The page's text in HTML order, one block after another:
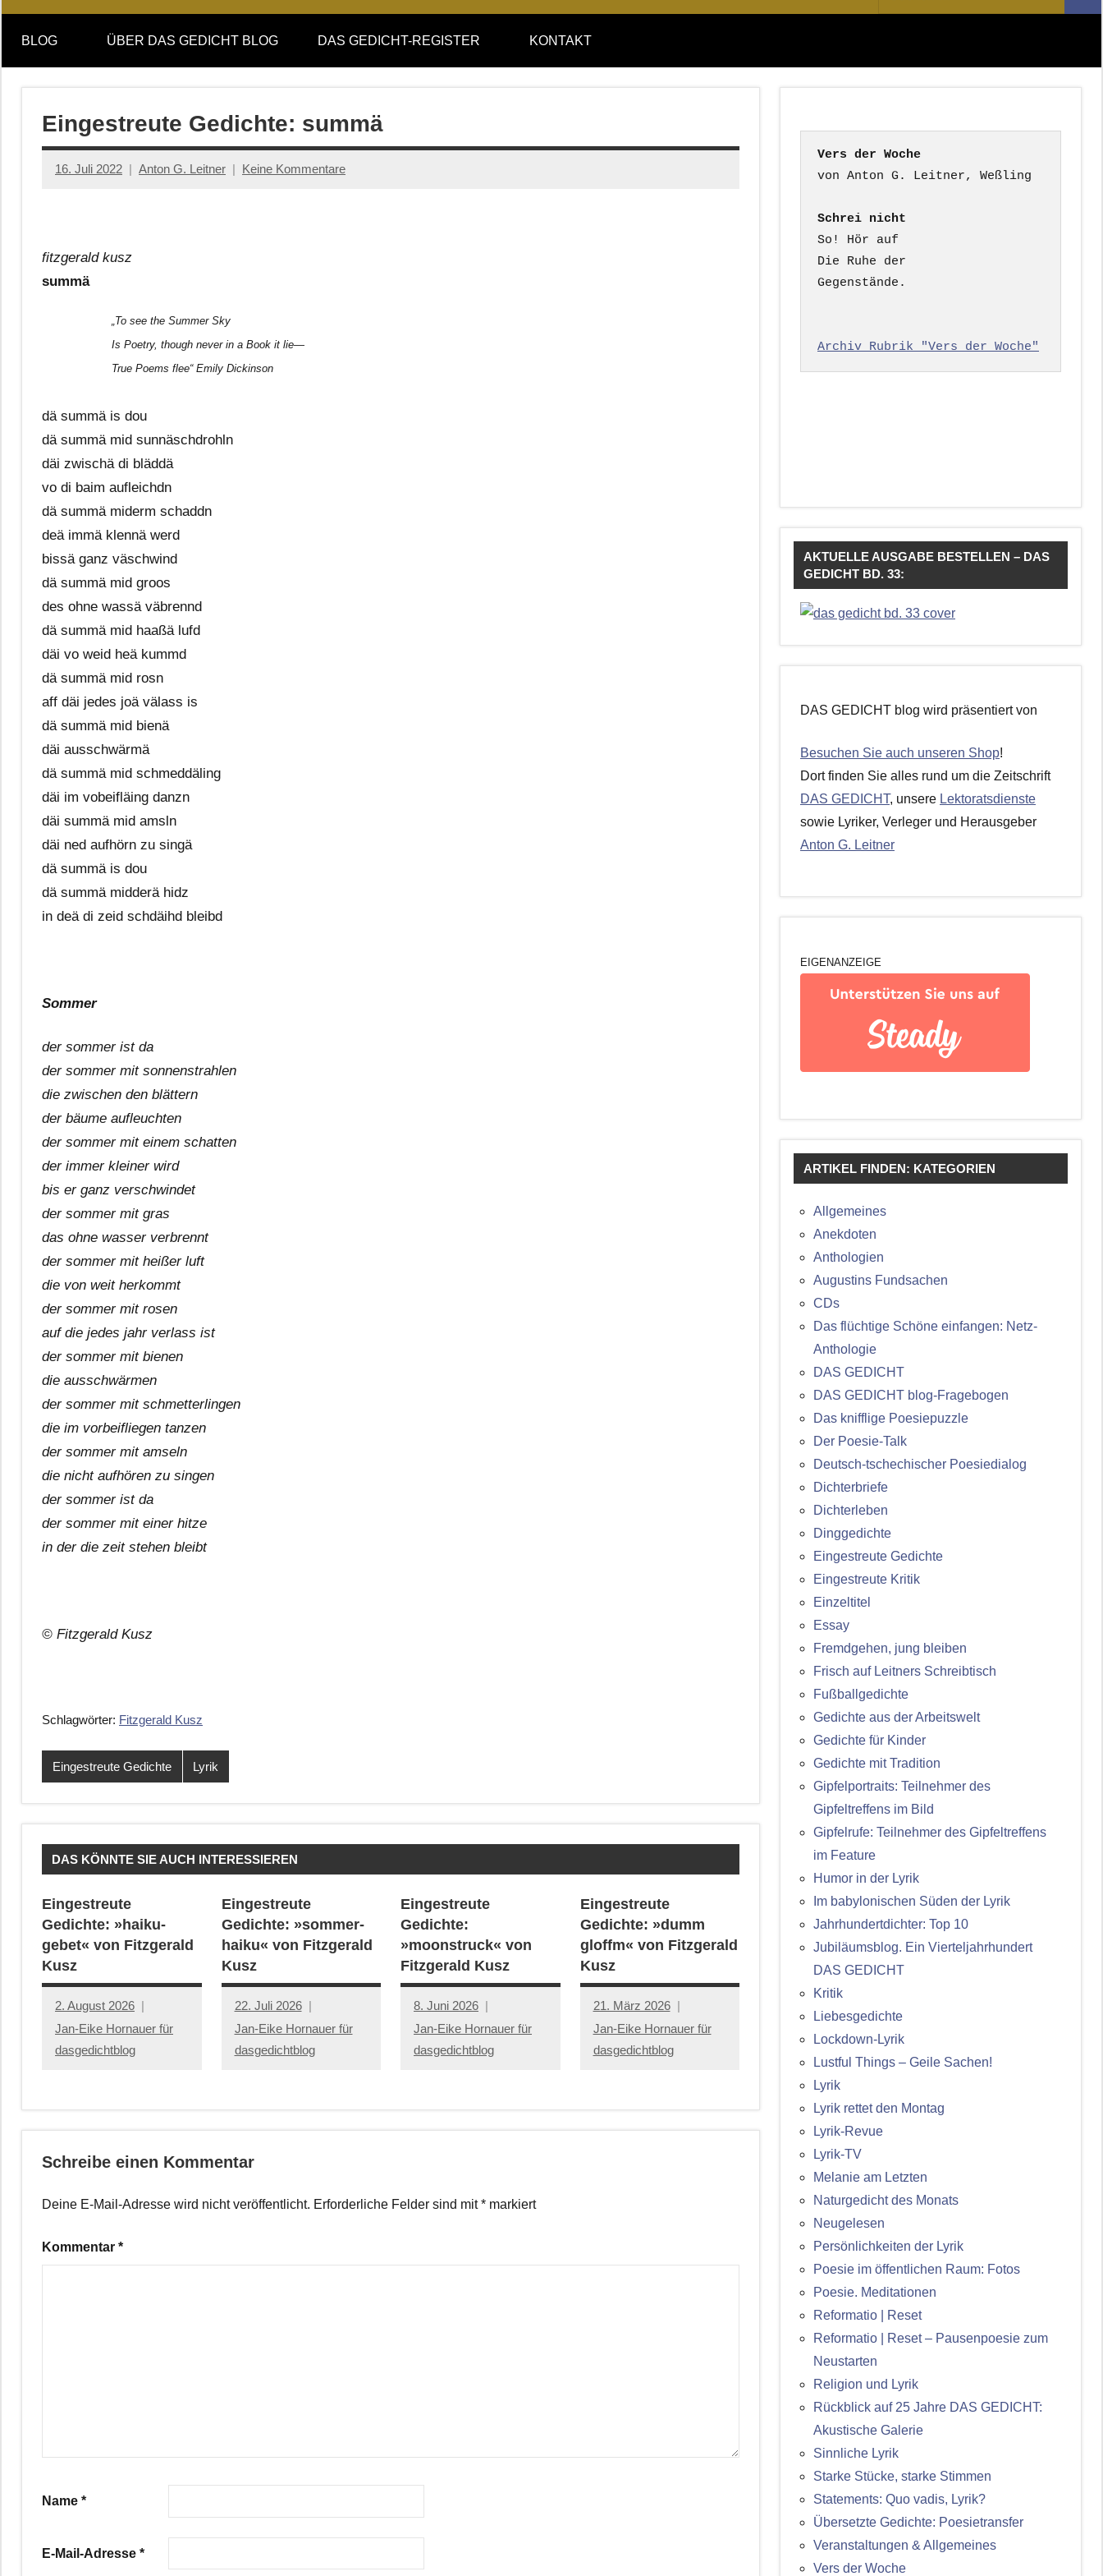
DAS
GEDICHT
blog
DAS
GEDICHT.
Zeitschrift
nach:
BLOG ÜBER DAS GEDICHT BLOG DAS GEDICHT-REGISTER KONTAKT
Eingestreute Gedichte: summä
16. Juli 2022 Anton G. Leitner Keine Kommentare
fitzgerald kusz
summä
„To see the Summer Sky
Is Poetry, though never in a Book it lie—
True Poems flee“ Emily Dickinson
dä summä is dou
dä summä mid sunnäschdrohln
däi zwischä di bläddä
vo di baim aufleichdn
dä summä miderm schaddn
deä immä klennä werd
bissä ganz väschwind
dä summä mid groos
des ohne wassä väbrennd
dä summä mid haaßä lufd
däi vo weid heä kummd
dä summä mid rosn
aff däi jedes joä välass is
dä summä mid bienä
däi ausschwärmä
dä summä mid schmeddäling
däi im vobeifläing danzn
däi summä mid amsln
däi ned aufhörn zu singä
dä summä is dou
dä summä midderä hidz
in deä di zeid schdäihd bleibd
Sommer
der sommer ist da
der sommer mit sonnenstrahlen
die zwischen den blättern
der bäume aufleuchten
der sommer mit einem schatten
der immer kleiner wird
bis er ganz verschwindet
der sommer mit gras
das ohne wasser verbrennt
der sommer mit heißer luft
die von weit herkommt
der sommer mit rosen
auf die jedes jahr verlass ist
der sommer mit bienen
die ausschwärmen
der sommer mit schmetterlingen
die im vorbeifliegen tanzen
der sommer mit amseln
die nicht aufhören zu singen
der sommer ist da
der sommer mit einer hitze
in der die zeit stehen bleibt
© Fitzgerald Kusz
Schlagwörter: Fitzgerald Kusz
Eingestreute Gedichte Lyrik
DAS KÖNNTE SIE AUCH INTERESSIEREN
Eingestreute
Gedichte: »haiku-
gebet« von Fitzgerald
Kusz
2. August 2026
Jan-Eike Hornauer für
dasgedichtblog
Eingestreute
Gedichte: »sommer-
haiku« von Fitzgerald
Kusz
22. Juli 2026
Jan-Eike Hornauer für
dasgedichtblog
Eingestreute
Gedichte:
»moonstruck« von
Fitzgerald Kusz
8. Juni 2026
Jan-Eike Hornauer für
dasgedichtblog
Eingestreute
Gedichte: »dumm
gloffm« von Fitzgerald
Kusz
21. März 2026
Jan-Eike Hornauer für
dasgedichtblog
Schreibe einen Kommentar
Deine E-Mail-Adresse wird nicht veröffentlicht. Erforderliche Felder sind mit* markiert
Kommentar *
Name *
E-Mail-Adresse *
Vers der Woche
Schrei nicht
So! Hör auf
Die Ruhe der
Gegenstände.
Archiv Rubrik "Vers der Woche"
AKTUELLE AUSGABE BESTELLEN – DAS
GEDICHT BD. 33:
DAS GEDICHT blog wird präsentiert von
Besuchen Sie auch unseren Shop!
Dort finden Sie alles rund um die Zeitschrift
DAS GEDICHT, unsere Lektoratsdienste
sowie Lyriker, Verleger und Herausgeber
Anton G. Leitner
EIGENANZEIGE
ARTIKEL FINDEN: KATEGORIEN
Allgemeines
Anekdoten
Anthologien
Augustins Fundsachen
CDs
Das flüchtige Schöne einfangen: Netz-
Anthologie
DAS GEDICHT
DAS GEDICHT blog-Fragebogen
Das knifflige Poesiepuzzle
Der Poesie-Talk
Deutsch-tschechischer Poesiedialog
Dichterbriefe
Dichterleben
Dinggedichte
Eingestreute Gedichte
Eingestreute Kritik
Einzeltitel
Essay
Fremdgehen, jung bleiben
Frisch auf Leitners Schreibtisch
Fußballgedichte
Gedichte aus der Arbeitswelt
Gedichte für Kinder
Gedichte mit Tradition
Gipfelportraits: Teilnehmer des
Gipfeltreffens im Bild
Gipfelrufe: Teilnehmer des Gipfeltreffens
im Feature
Humor in der Lyrik
Im babylonischen Süden der Lyrik
Jahrhundertdichter: Top 10
Jubiläumsblog. Ein Vierteljahrhundert
DAS GEDICHT
Kritik
Liebesgedichte
Lockdown-Lyrik
Lustful Things – Geile Sachen!
Lyrik
Lyrik rettet den Montag
Lyrik-Revue
Lyrik-TV
Melanie am Letzten
Naturgedicht des Monats
Neugelesen
Persönlichkeiten der Lyrik
Poesie im öffentlichen Raum: Fotos
Poesie. Meditationen
Reformatio | Reset
Reformatio | Reset – Pausenpoesie zum
Neustarten
Religion und Lyrik
Rückblick auf 25 Jahre DAS GEDICHT:
Akustische Galerie
Sinnliche Lyrik
Starke Stücke, starke Stimmen
Statements: Quo vadis, Lyrik?
Übersetzte Gedichte: Poesietransfer
Veranstaltungen & Allgemeines
Vers der Woche